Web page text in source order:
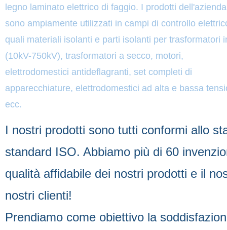
legno laminato elettrico di faggio. I prodotti dell'azienda
sono ampiamente utilizzati in campi di controllo
quali materiali isolanti e parti isolanti per trasformatori
(10kV-750kV), trasformatori a secco, motori,
elettrodomestici antideflagranti, set completi di
apparecchiature, elettrodomestici ad alta e bassa
ecc.
I nostri prodotti sono tutti conformi allo
standard ISO. Abbiamo più di 60
qualità affidabile dei nostri prodotti e il
nostri clienti!
Prendiamo come obiettivo la